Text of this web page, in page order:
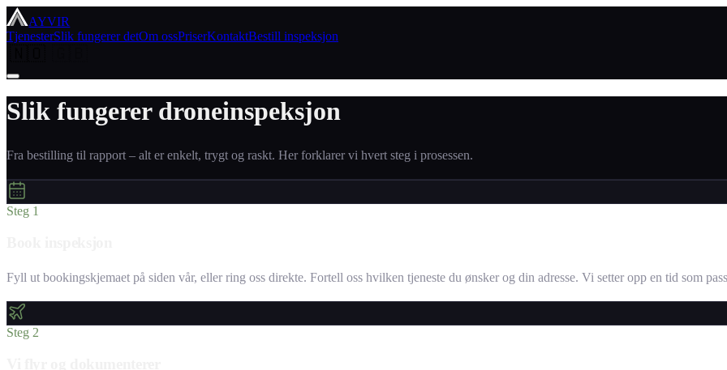
AYVIR
TjenesterSlik fungerer detOm ossPriserKontaktBestill inspeksjon
Slik fungerer droneinspeksjon
Fra bestilling til rapport – alt er enkelt, trygt og raskt. Her forklarer vi hvert steg i prosessen.
Steg 1
Fyll ut bookingskjemaet på siden vår, eller ring oss direkte. Fortell oss hvilken tjeneste du ønsker og din adresse. Vi setter opp en tid som
Steg 2